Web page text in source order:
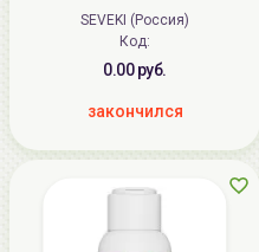
SEVEKI (Россия)
Код:
0.00 руб.
закончился